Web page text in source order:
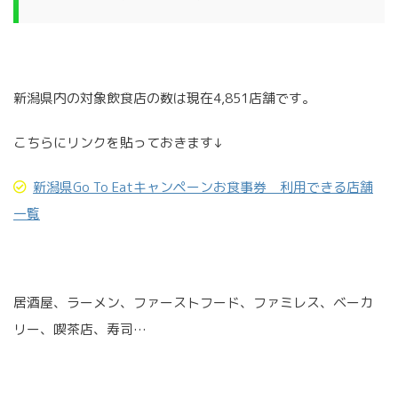
新潟県内の対象飲食店の数は現在4,851店舗です。
こちらにリンクを貼っておきます↓
新潟県Go To Eatキャンペーンお食事券 利用できる店舗
一覧
居酒屋、ラーメン、ファーストフード、ファミレス、ベーカ
リー、喫茶店、寿司…